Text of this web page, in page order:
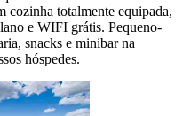
cozinha totalmente equipada,
e WIFI grátis. Pequeno-
snacks e minibar na
hóspedes.